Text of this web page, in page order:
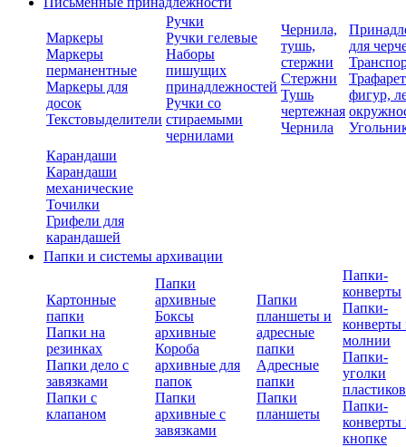
Маркеры
Маркеры
перманентные
Маркеры для
досок
Текстовыделители
Ручки
Ручки гелевые
Наборы
пишущих
принадлежностей
Ручки со
стираемыми
чернилами
Чернила,
тушь,
стержни
Стержни
Тушь
чертежная
Чернила
для
фигур,
Карандаши
Карандаши
механические
Точилки
Грифели для
карандашей
Папки и системы архивации
Картонные
папки
Папки на
резинках
Папки дело с
завязками
Папки с
клапаном
Папки
архивные
Боксы
архивные
Короба
архивные для
папок
Папки
архивные с
завязками
Папки
планшеты и
адресные
папки
Адресные
папки
Папки
планшеты
Папки-
конверты
Папки-
конверты
молнии
Папки-
уголки
Папки-
конверты
кнопке